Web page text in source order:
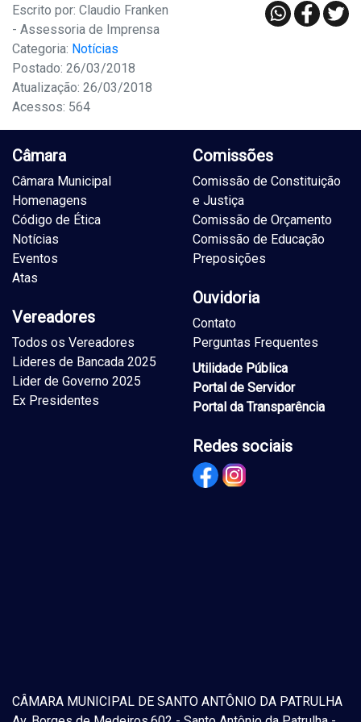
Escrito por: Claudio Franken
- Assessoria de Imprensa
Categoria: Notícias
Postado: 26/03/2018
Atualização: 26/03/2018
Acessos: 564
Câmara
Câmara Municipal
Homenagens
Código de Ética
Notícias
Eventos
Atas
Vereadores
Todos os Vereadores
Lideres de Bancada 2025
Lider de Governo 2025
Ex Presidentes
Comissões
Comissão de Constituição
e Justiça
Comissão de Orçamento
Comissão de Educação
Preposições
Ouvidoria
Contato
Perguntas Frequentes
Utilidade Pública
Portal de Servidor
Portal da Transparência
Redes sociais
CÂMARA MUNICIPAL DE SANTO ANTÔNIO DA PATRULHA